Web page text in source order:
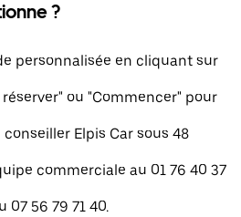
?
personnalisée en cliquant sur
ou "Commencer" pour
Elpis Car sous 48
commerciale au 01 76 40 37
07 56 79 71 40.